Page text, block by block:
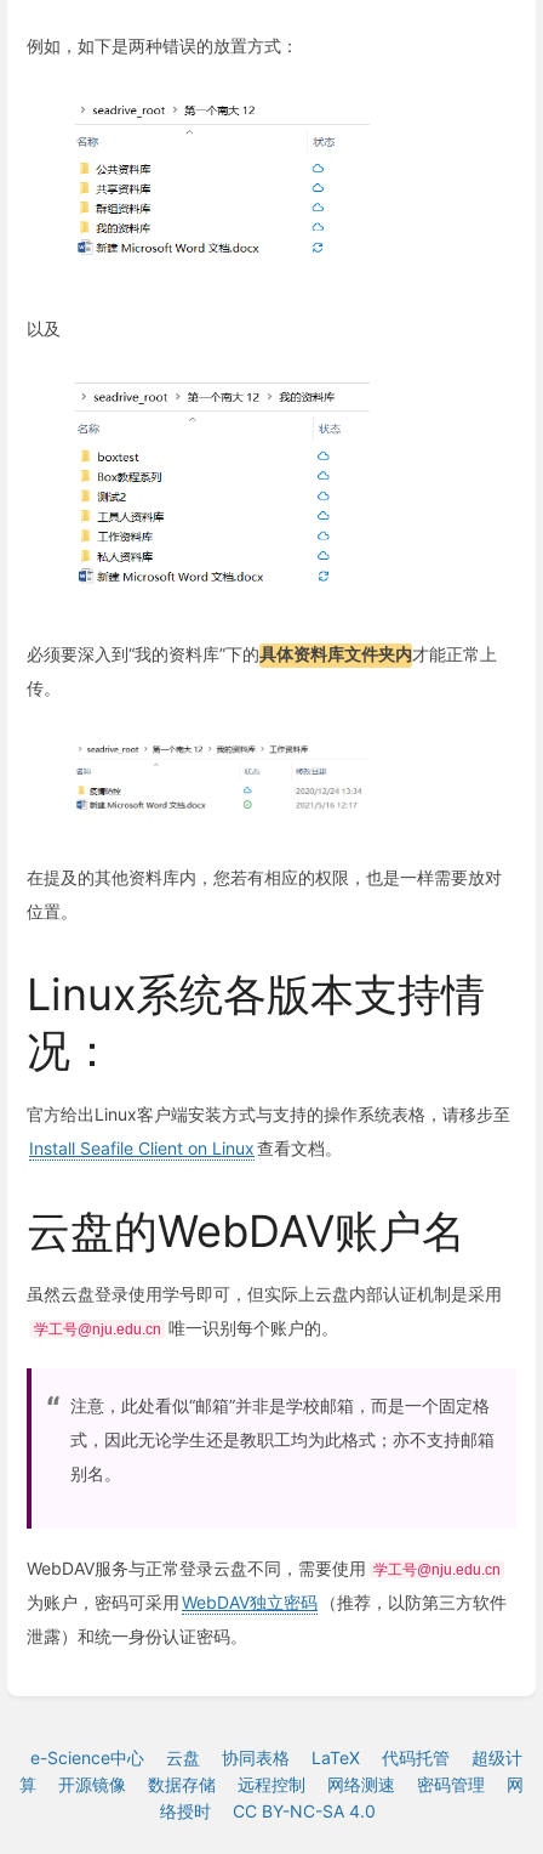
例如，如下是两种错误的放置方式：
以及
必须要深入到“我的资料库”下的具体资料库文件夹内才能正常上
传。
在提及的其他资料库内，您若有相应的权限，也是一样需要放对
位置。
Linux系统各版本支持情
况：
官方给出Linux客户端安装方式与支持的操作系统表格，请移步至
Install Seafile Client on Linux查看文档。
云盘的WebDAV账户名
虽然云盘登录使用学号即可，但实际上云盘内部认证机制是采用
学工号@nju.edu.cn 唯一识别每个账户的。
注意，此处看似“邮箱”并非是学校邮箱，而是一个固定格
式，因此无论学生还是教职工均为此格式；亦不支持邮箱
别名。
WebDAV服务与正常登录云盘不同，需要使用 学工号@nju.edu.cn
为账户，密码可采用WebDAV独立密码
（推荐，以防第三方软件
泄露）和统一身份认证密码。
e-Science中心 云盘 协同表格 LaTeX 代码托管
超级计
算
开源镜像 数据存储 远程控制 网络测速 密码管理
网
络授时
CC BY-NC-SA 4.0